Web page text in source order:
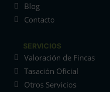
Blog
Contacto
SERVICIOS
Valoración de Fincas
Tasación Oficial
Otros Servicios